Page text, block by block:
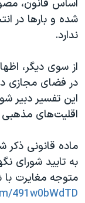
شده و بارها در
ندارد.
از سوی دیگر،
در فضای مجازی
این تفسیر دبیر
اقلیت‌های مذهبی
متوجه مغایرت
491w0bWdTD